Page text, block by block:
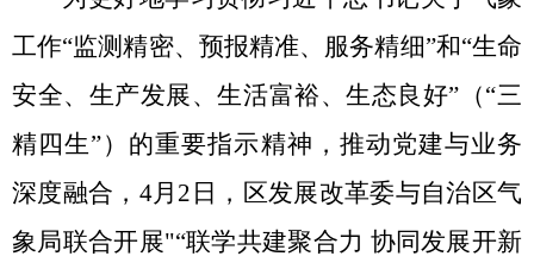
工作“监测精密、预报精准、服务精细”和“生命
安全、生产发展、生活富裕、生态良好” （“三
精四生”）的重要指示精神，推动党建与业务
深度融合， 4月 2 日，区发展改革委与自治区气
象局联合开展"“联学共建聚合力 协同发展开新